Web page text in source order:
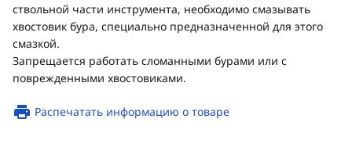
ствольной части инструмента, необходимо смазывать
хвостовик бура, специально предназначенной для этого
смазкой.
Запрещается работать сломанными бурами или с
поврежденными хвостовиками.
Распечатать информацию о товаре